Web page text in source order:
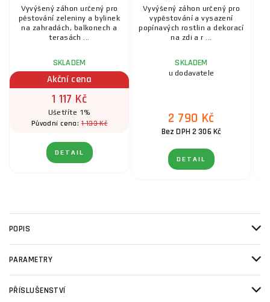
Vyvýšený záhon určený pro
pěstování zeleniny a bylinek
na zahradách, balkonech a
terasách ...
SKLADEM
Akční cena
1 117 Kč
Ušetříte 1%
Původní cena:1 133 Kč
DETAIL
Vyvýšený záhon určený pro
vypěstování a vysazení
popínavých rostlin a dekorací
na zdi a r ...
SKLADEM
u dodavatele
2 790 Kč
Bez DPH 2 306 Kč
DETAIL
POPIS
PARAMETRY
PŘÍSLUŠENSTVÍ